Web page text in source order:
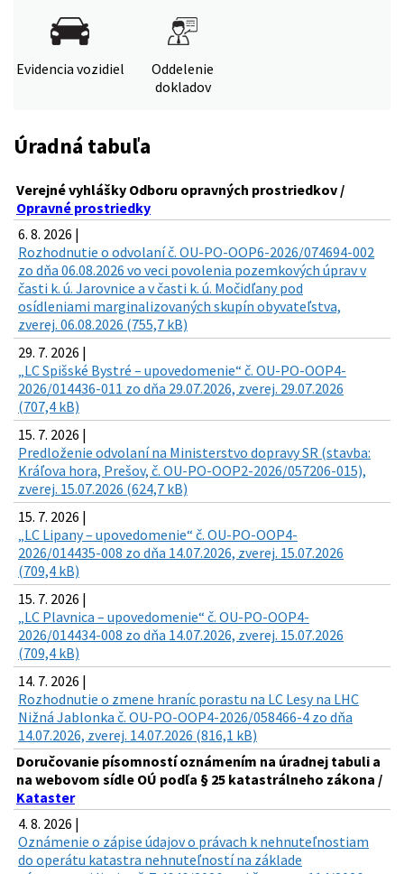
Evidencia vozidiel
Oddelenie
dokladov
Úradná tabuľa
Verejné vyhlášky Odboru opravných prostriedkov /
Opravné prostriedky
6. 8. 2026 |
Rozhodnutie o odvolaní č. OU-PO-OOP6-2026/074694-002
zo dňa 06.08.2026 vo veci povolenia pozemkových úprav v
časti k. ú. Jarovnice a v časti k. ú. Močidľany pod
osídleniami marginalizovaných skupín obyvateľstva,
zverej. 06.08.2026 (755,7 kB)
29. 7. 2026 |
„LC Spišské Bystré – upovedomenie“ č. OU-PO-OOP4-
2026/014436-011 zo dňa 29.07.2026, zverej. 29.07.2026
(707,4 kB)
15. 7. 2026 |
Predloženie odvolaní na Ministerstvo dopravy SR (stavba:
Kráľova hora, Prešov, č. OU-PO-OOP2-2026/057206-015),
zverej. 15.07.2026 (624,7 kB)
15. 7. 2026 |
„LC Lipany – upovedomenie“ č. OU-PO-OOP4-
2026/014435-008 zo dňa 14.07.2026, zverej. 15.07.2026
(709,4 kB)
15. 7. 2026 |
„LC Plavnica – upovedomenie“ č. OU-PO-OOP4-
2026/014434-008 zo dňa 14.07.2026, zverej. 15.07.2026
(709,4 kB)
14. 7. 2026 |
Rozhodnutie o zmene hraníc porastu na LC Lesy na LHC
Nižná Jablonka č. OU-PO-OOP4-2026/058466-4 zo dňa
14.07.2026, zverej. 14.07.2026 (816,1 kB)
Doručovanie písomností oznámením na úradnej tabuli a
na webovom sídle OÚ podľa § 25 katastrálneho zákona /
Kataster
4. 8. 2026 |
Oznámenie o zápise údajov o právach k nehnuteľnostiam
do operátu katastra nehnuteľností na základe